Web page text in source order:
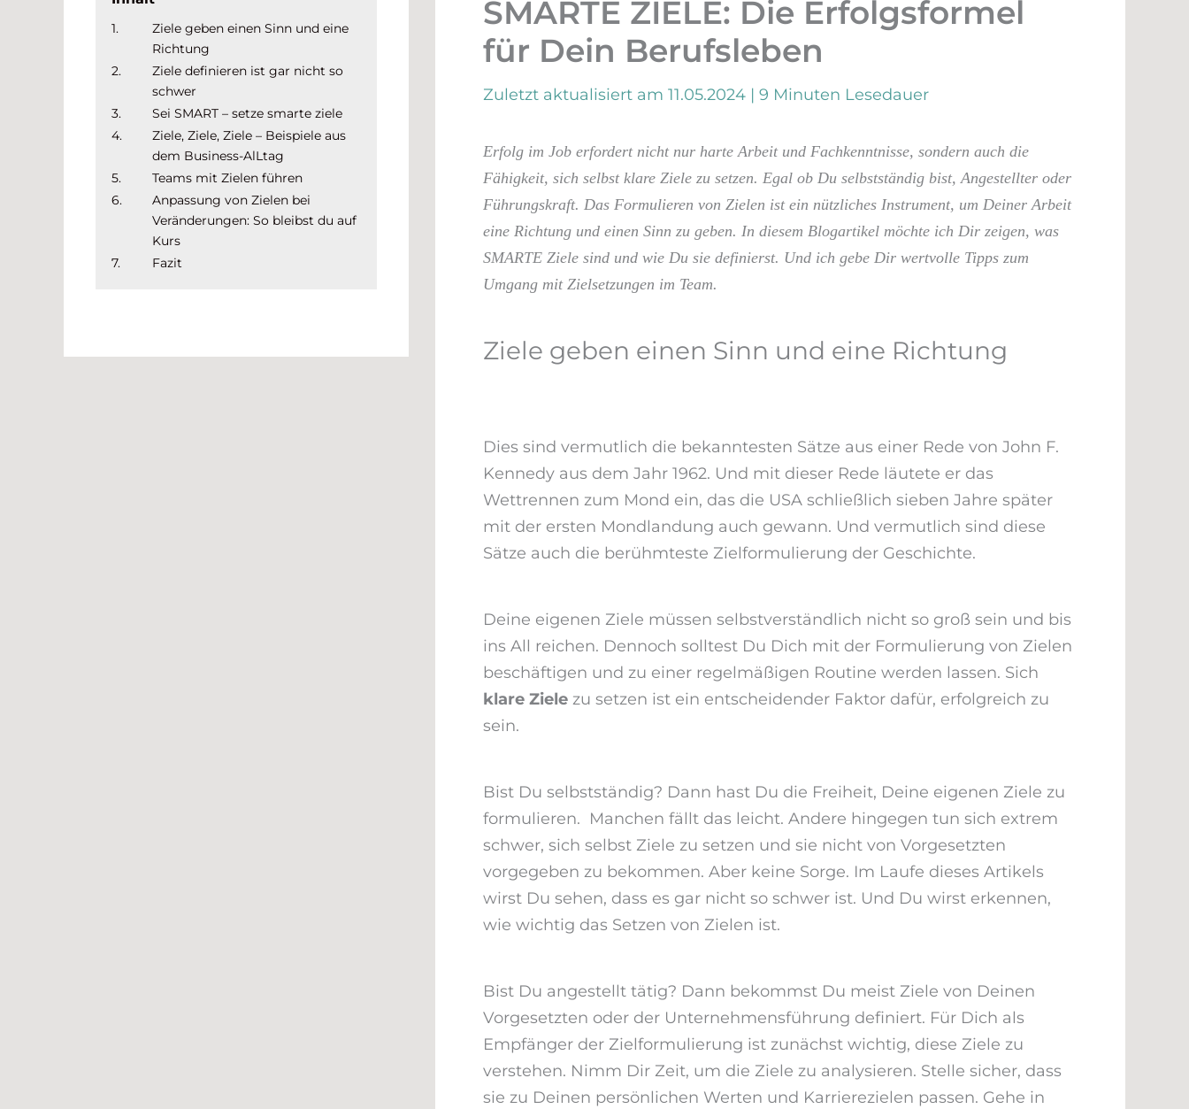
1.
Ziele geben einen Sinn und eine
Richtung
2.
Ziele definieren ist gar nicht so
schwer
3.
Sei SMART – setze smarte ziele
4.
Ziele, Ziele, Ziele – Beispiele aus
dem Business-AlLtag
5.
Teams mit Zielen führen
6.
Anpassung von Zielen bei
Veränderungen: So bleibst du auf
Kurs
7.
Fazit
SMARTE ZIELE: Die Erfolgsformel
für Dein Berufsleben
Zuletzt aktualisiert am 11.05.2024 | 9 Minuten Lesedauer
Erfolg im Job erfordert nicht nur harte Arbeit und Fachkenntnisse, sondern auch die
Fähigkeit, sich selbst klare Ziele zu setzen. Egal ob Du selbstständig bist, Angestellter oder
Führungskraft. Das Formulieren von Zielen ist ein nützliches Instrument, um Deiner Arbeit
eine Richtung und einen Sinn zu geben. In diesem Blogartikel möchte ich Dir zeigen, was
SMARTE Ziele sind und wie Du sie definierst. Und ich gebe Dir wertvolle Tipps zum
Umgang mit Zielsetzungen im Team.
Ziele geben einen Sinn und eine Richtung
Dies sind vermutlich die bekanntesten Sätze aus einer Rede von John F.
Kennedy aus dem Jahr 1962. Und mit dieser Rede läutete er das
Wettrennen zum Mond ein, das die USA schließlich sieben Jahre später
mit der ersten Mondlandung auch gewann. Und vermutlich sind diese
Sätze auch die berühmteste Zielformulierung der Geschichte.
Deine eigenen Ziele müssen selbstverständlich nicht so groß sein und bis
ins All reichen. Dennoch solltest Du Dich mit der Formulierung von Zielen
beschäftigen und zu einer regelmäßigen Routine werden lassen. Sich
klare Ziele zu setzen ist ein entscheidender Faktor dafür, erfolgreich zu
sein.
Bist Du selbstständig? Dann hast Du die Freiheit, Deine eigenen Ziele zu
formulieren. Manchen fällt das leicht. Andere hingegen tun sich extrem
schwer, sich selbst Ziele zu setzen und sie nicht von Vorgesetzten
vorgegeben zu bekommen. Aber keine Sorge. Im Laufe dieses Artikels
wirst Du sehen, dass es gar nicht so schwer ist. Und Du wirst erkennen,
wie wichtig das Setzen von Zielen ist.
Bist Du angestellt tätig? Dann bekommst Du meist Ziele von Deinen
Vorgesetzten oder der Unternehmensführung definiert. Für Dich als
Empfänger der Zielformulierung ist zunächst wichtig, diese Ziele zu
verstehen. Nimm Dir Zeit, um die Ziele zu analysieren. Stelle sicher, dass
sie zu Deinen persönlichen Werten und Karrierezielen passen. Gehe in